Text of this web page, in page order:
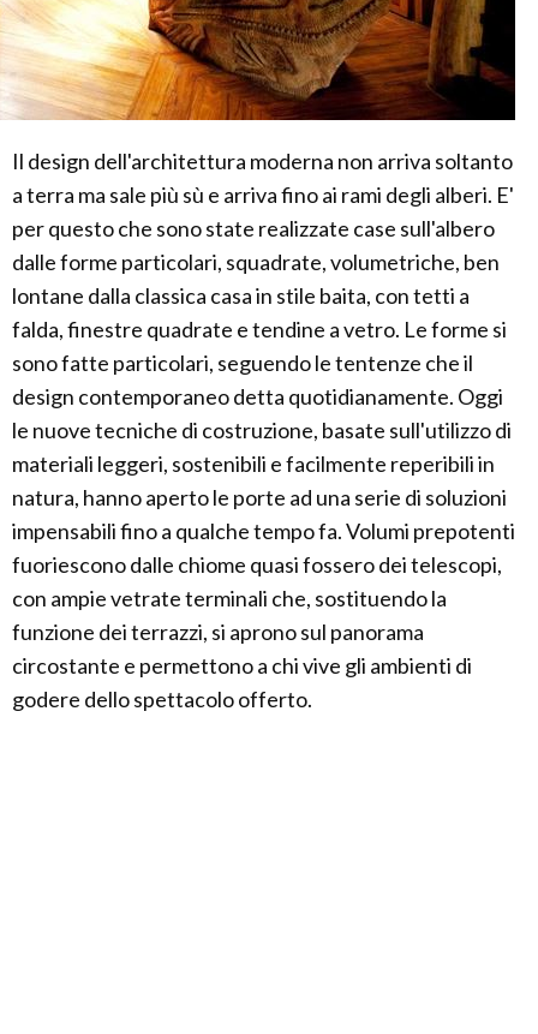
Il design dell'architettura moderna non arriva soltanto
a terra ma sale più sù e arriva fino ai rami degli alberi. E'
per questo che sono state realizzate case sull'albero
dalle forme particolari, squadrate, volumetriche, ben
lontane dalla classica casa in stile baita, con tetti a
falda, finestre quadrate e tendine a vetro. Le forme si
sono fatte particolari, seguendo le tentenze che il
design contemporaneo detta quotidianamente. Oggi
le nuove tecniche di costruzione, basate sull'utilizzo di
materiali leggeri, sostenibili e facilmente reperibili in
natura, hanno aperto le porte ad una serie di soluzioni
impensabili fino a qualche tempo fa. Volumi prepotenti
fuoriescono dalle chiome quasi fossero dei telescopi,
con ampie vetrate terminali che, sostituendo la
funzione dei terrazzi, si aprono sul panorama
circostante e permettono a chi vive gli ambienti di
godere dello spettacolo offerto.